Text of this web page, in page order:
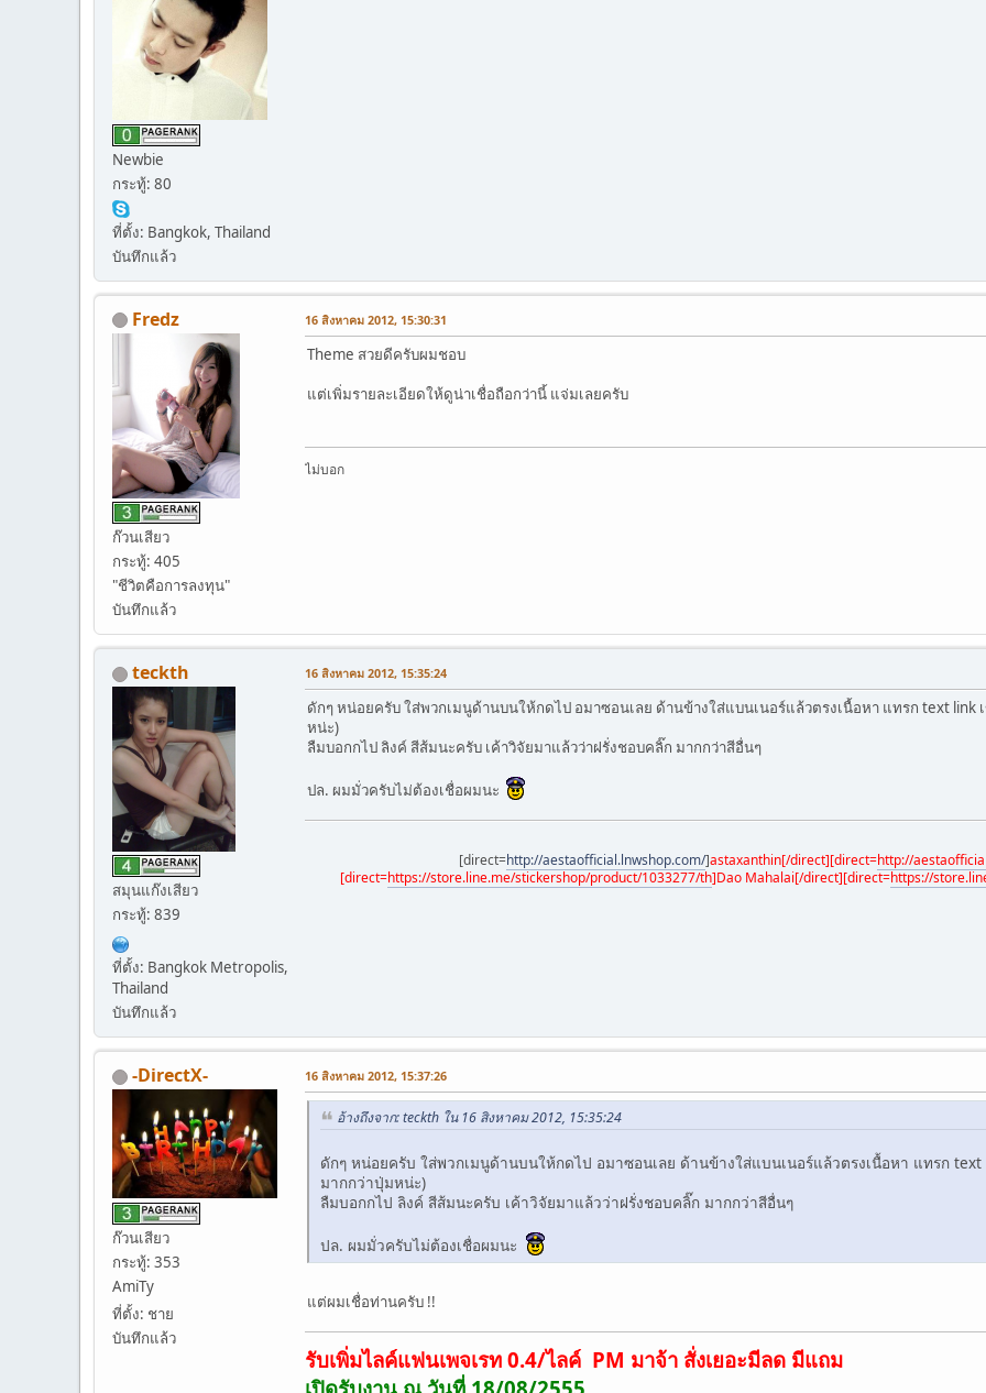
Newbie
กระทู้: 80
ที่ตั้ง: Bangkok, Thailand
บันทึกแล้ว
Fredz
ก๊วนเสียว
กระทู้: 405
"ชีวิตคือการลงทุน"
บันทึกแล้ว
16 สิงหาคม 2012, 15:30:31
Theme สวยดีครับผมชอบ
แต่เพิ่มรายละเอียดให้ดูน่าเชื่อถือกว่านี้ แจ่มเลยครับ
ไม่บอก
teckth
สมุนแก๊งเสียว
กระทู้: 839
ที่ตั้ง: Bangkok Metropolis,
Thailand
บันทึกแล้ว
16 สิงหาคม 2012, 15:35:24
ดักๆ หน่อยครับ ใส่พวกเมนูด้านบนให้กดไป อมาซอนเลย ด้านข้างใส่แบนเนอร์แล้วตรงเนื้อหา แทรก text
หน่ะ)
ลืมบอกกไป ลิงค์ สีส้มนะครับ เค้าวิจัยมาแล้วว่าฝรั่งชอบคลิ๊ก มากกว่าสีอื่นๆ
ปล. ผมมั่วครับไม่ต้องเชื่อผมนะ
[direct=http://aestaofficial.lnwshop.com/]astaxanthin[/direct][direct=http://
[direct=https://store.line.me/stickershop/product/1033277/th]Dao Mahalai[/direct][direct=https://
-DirectX-
ก๊วนเสียว
กระทู้: 353
AmiTy
ที่ตั้ง: ชาย
บันทึกแล้ว
16 สิงหาคม 2012, 15:37:26
อ้างถึงจาก: teckth ใน 16 สิงหาคม 2012, 15:35:24
ดักๆ หน่อยครับ ใส่พวกเมนูด้านบนให้กดไป อมาซอนเลย ด้านข้างใส่แบนเนอร์แล้วตรงเนื้อหา แทรก
มากกว่าปุ่มหน่ะ)
ลืมบอกกไป ลิงค์ สีส้มนะครับ เค้าวิจัยมาแล้วว่าฝรั่งชอบคลิ๊ก มากกว่าสีอื่นๆ
ปล. ผมมั่วครับไม่ต้องเชื่อผมนะ
แต่ผมเชื่อท่านครับ !!
รับเพิ่มไลค์แฟนเพจเรท 0.4/ไลค์ PM มาจ้า สั่งเยอะมีลด มีแถม